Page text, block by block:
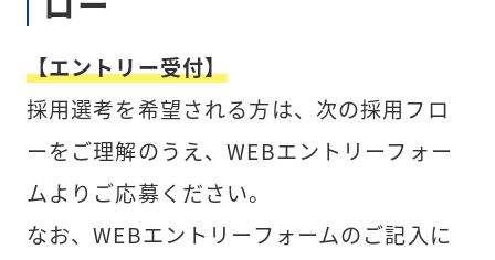
【エントリー受付】
採用選考を希望される方は、次の採用フロ
ーをご理解のうえ、WEBエントリーフォー
ムよりご応募ください。
なお、WEBエントリーフォームのご記入に